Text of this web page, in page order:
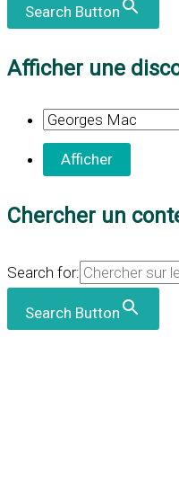
Search Button
Afficher une
Chercher un
Search for:
Search Button